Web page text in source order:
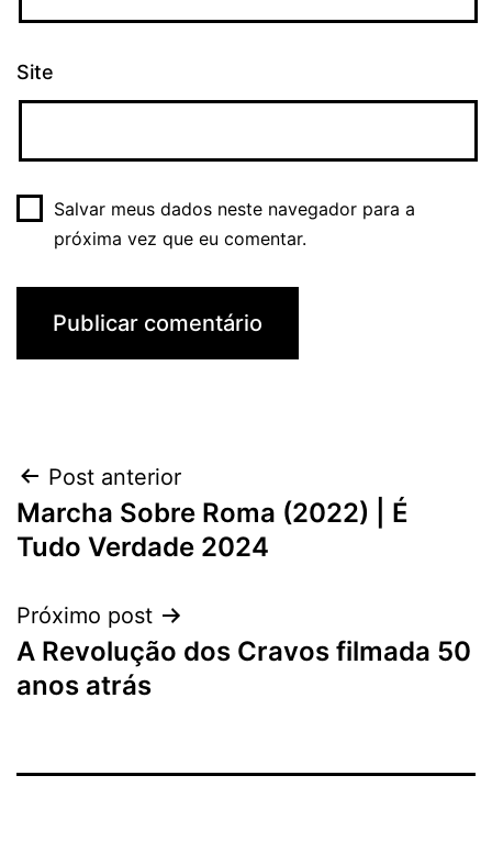
Site
Salvar meus dados neste navegador para a
próxima vez que eu comentar.
Navegação
de
Post anterior
Marcha Sobre Roma (2022) | É
Tudo Verdade 2024
Próximo post
A Revolução dos Cravos filmada 50
anos atrás